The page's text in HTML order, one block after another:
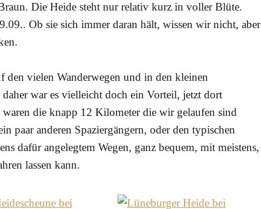
Die Heide steht nur relativ kurz in voller Blüte.
Ob sie sich immer daran hält, wissen wir nicht, aber
den vielen Wanderwegen und in den kleinen
war es vielleicht doch ein Vorteil, jetzt dort
waren die knapp 12 Kilometer die wir gelaufen sind
paar anderen Spaziergängern, oder den typischen
dafür angelegtem Wegen, ganz bequem, mit meistens,
lassen kann.